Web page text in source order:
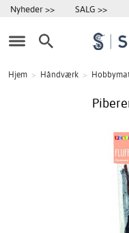
Nyheder >> SALG >>
Hjem > Håndværk >